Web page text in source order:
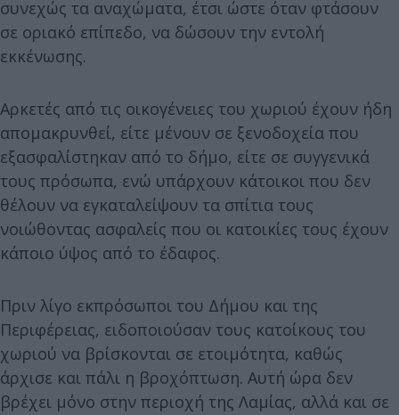
συνεχώς τα αναχώματα, έτσι ώστε όταν φτάσουν
σε οριακό επίπεδο, να δώσουν την εντολή
εκκένωσης.
Αρκετές από τις οικογένειες του χωριού έχουν ήδη
απομακρυνθεί, είτε μένουν σε ξενοδοχεία που
εξασφαλίστηκαν από το δήμο, είτε σε συγγενικά
τους πρόσωπα, ενώ υπάρχουν κάτοικοι που δεν
θέλουν να εγκαταλείψουν τα σπίτια τους
νοιώθοντας ασφαλείς που οι κατοικίες τους έχουν
κάποιο ύψος από το έδαφος.
Πριν λίγο εκπρόσωποι του Δήμου και της
Περιφέρειας, ειδοποιούσαν τους κατοίκους του
χωριού να βρίσκονται σε ετοιμότητα, καθώς
άρχισε και πάλι η βροχόπτωση. Αυτή ώρα δεν
βρέχει μόνο στην περιοχή της Λαμίας, αλλά και σε